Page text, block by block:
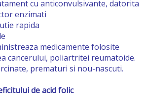
cu anticonvulsivante, datorita
enzimati
rapida
medicamente folosite
cancerului, poliartritei reumatoide.
prematuri si nou-nascuti.
de acid folic